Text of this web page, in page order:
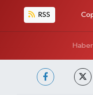
RSS
Haber